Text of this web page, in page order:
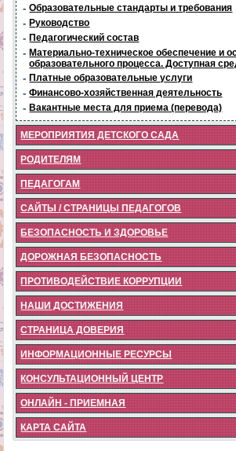
- Образовательные стандарты и требования
- Руководство
- Педагогический состав
- Материально-техническое обеспечение и
образовательного процесса. Доступная
- Платные образовательные услуги
- Финансово-хозяйственная деятельность
- Вакантные места для приема (перевода)
МЕРОПРИЯТИЯ ДЕТСКОГО САДА
РОДИТЕЛЯМ
ПЕДАГОГАМ
САЙТЫ / СТРАНИЦЫ ПЕДАГОГОВ
БЕЗОПАСНОСТЬ И ЗДОРОВЬЕ
ДОРОЖНАЯ БЕЗОПАСНОСТЬ
ПРОТИВОДЕЙСТВИЕ КОРРУПЦИИ
НАШИ ДОСТИЖЕНИЯ
СТРАНИЦА ДОВЕРИЯ
ИНФОРМАЦИОННЫЕ РЕСУРСЫ
КОНСУЛЬТАЦИОННЫЙ ЦЕНТР
ОНЛАЙН - ПРИЕМНАЯ
КАРТА САЙТА